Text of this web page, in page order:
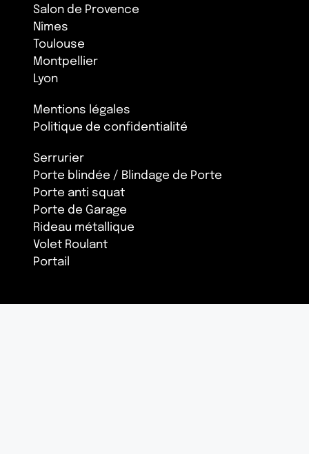
Salon de Provence
Nîmes
Toulouse
Montpellier
Lyon
Mentions légales
Politique de confidentialité
Serrurier
Porte blindée / Blindage de Porte
Porte anti squat
Porte de Garage
Rideau métallique
Volet Roulant
Portail